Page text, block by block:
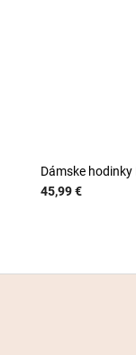
Dámske hodinky
45,99 €